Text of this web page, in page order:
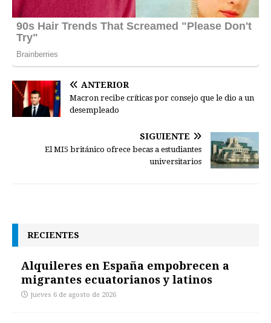
ANTERIOR
Macron recibe críticas por consejo que le dio a un
desempleado
SIGUIENTE
El MI5 británico ofrece becas a estudiantes
universitarios
RECIENTES
Alquileres en España empobrecen a
migrantes ecuatorianos y latinos
jueves 6 de agosto de 2026